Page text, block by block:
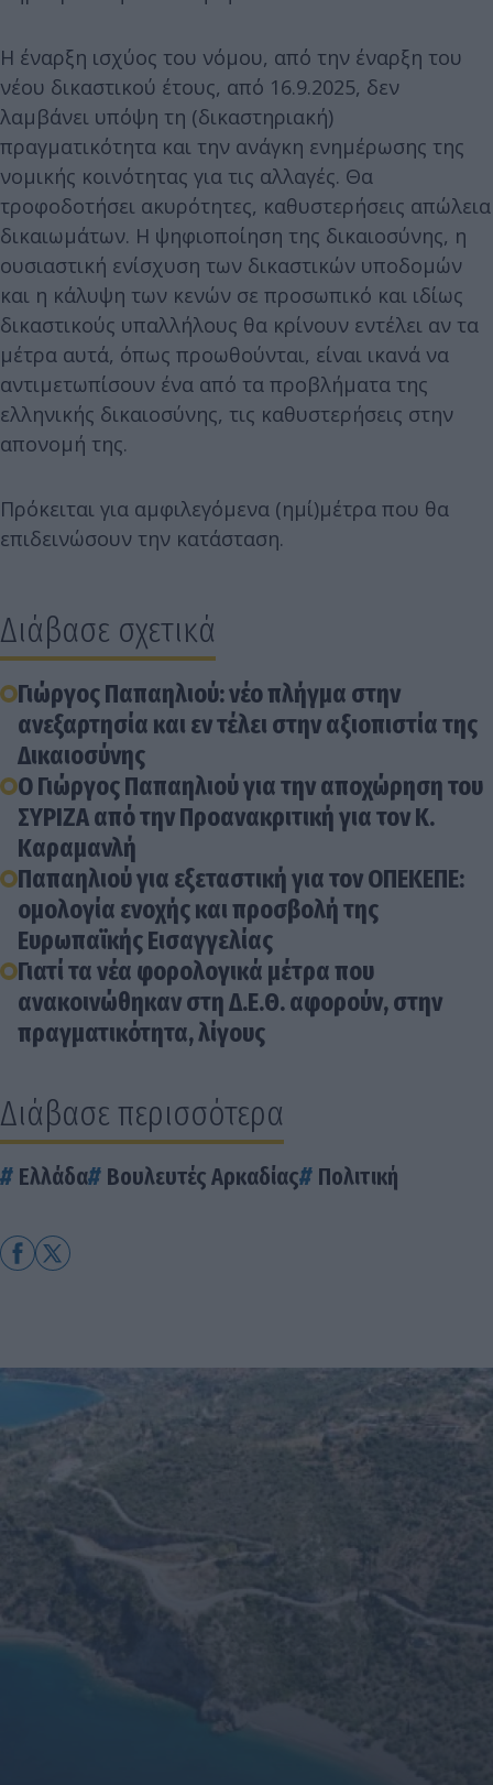
Η έναρξη ισχύος του νόμου, από την έναρξη του
νέου δικαστικού έτους, από 16.9.2025, δεν
λαμβάνει υπόψη τη (δικαστηριακή)
πραγματικότητα και την ανάγκη ενημέρωσης της
νομικής κοινότητας για τις αλλαγές. Θα
τροφοδοτήσει ακυρότητες, καθυστερήσεις απώλεια
δικαιωμάτων. Η ψηφιοποίηση της δικαιοσύνης, η
ουσιαστική ενίσχυση των δικαστικών υποδομών
και η κάλυψη των κενών σε προσωπικό και ιδίως
δικαστικούς υπαλλήλους θα κρίνουν εντέλει αν τα
μέτρα αυτά, όπως προωθούνται, είναι ικανά να
αντιμετωπίσουν ένα από τα προβλήματα της
ελληνικής δικαιοσύνης, τις καθυστερήσεις στην
απονομή της.
Πρόκειται για αμφιλεγόμενα (ημί)μέτρα που θα
επιδεινώσουν την κατάσταση.
Διάβασε σχετικά
Γιώργος Παπαηλιού: νέο πλήγμα στην
ανεξαρτησία και εν τέλει στην αξιοπιστία της
Δικαιοσύνης
Ο Γιώργος Παπαηλιού για την αποχώρηση του
ΣΥΡΙΖΑ από την Προανακριτική για τον Κ.
Καραμανλή
Παπαηλιού για εξεταστική για τον ΟΠΕΚΕΠΕ:
ομολογία ενοχής και προσβολή της
Ευρωπαϊκής Εισαγγελίας
Γιατί τα νέα φορολογικά μέτρα που
ανακοινώθηκαν στη Δ.Ε.Θ. αφορούν, στην
πραγματικότητα, λίγους
Διάβασε περισσότερα
Ελλάδα Βουλευτές Αρκαδίας Πολιτική